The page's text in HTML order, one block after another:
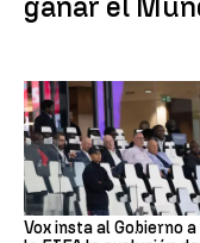
ganar el
Vox insta al Gobierno